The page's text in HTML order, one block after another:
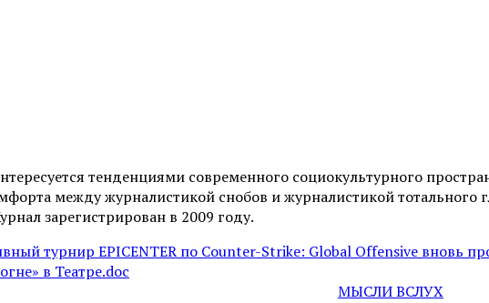
тенденциями современного социокультурного
между журналистикой снобов и журналистикой тотального
зарегистрирован в 2009 году.
турнир EPICENTER по Counter-Strike: Global Offensive вновь
в Театре.doc
МЫСЛИ ВСЛУХ